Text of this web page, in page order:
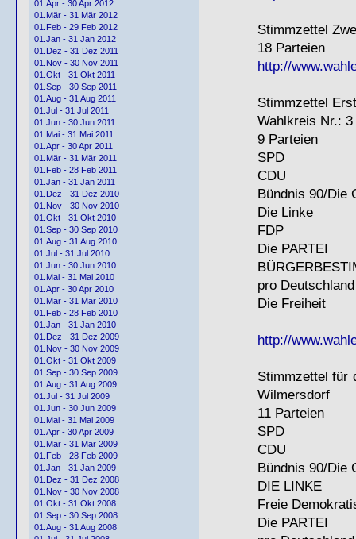
01.Apr - 30 Apr 2012
01.Mär - 31 Mär 2012
01.Feb - 29 Feb 2012
01.Jan - 31 Jan 2012
01.Dez - 31 Dez 2011
01.Nov - 30 Nov 2011
01.Okt - 31 Okt 2011
01.Sep - 30 Sep 2011
01.Aug - 31 Aug 2011
01.Jul - 31 Jul 2011
01.Jun - 30 Jun 2011
01.Mai - 31 Mai 2011
01.Apr - 30 Apr 2011
01.Mär - 31 Mär 2011
01.Feb - 28 Feb 2011
01.Jan - 31 Jan 2011
01.Dez - 31 Dez 2010
01.Nov - 30 Nov 2010
01.Okt - 31 Okt 2010
01.Sep - 30 Sep 2010
01.Aug - 31 Aug 2010
01.Jul - 31 Jul 2010
01.Jun - 30 Jun 2010
01.Mai - 31 Mai 2010
01.Apr - 30 Apr 2010
01.Mär - 31 Mär 2010
01.Feb - 28 Feb 2010
01.Jan - 31 Jan 2010
01.Dez - 31 Dez 2009
01.Nov - 30 Nov 2009
01.Okt - 31 Okt 2009
01.Sep - 30 Sep 2009
01.Aug - 31 Aug 2009
01.Jul - 31 Jul 2009
01.Jun - 30 Jun 2009
01.Mai - 31 Mai 2009
01.Apr - 30 Apr 2009
01.Mär - 31 Mär 2009
01.Feb - 28 Feb 2009
01.Jan - 31 Jan 2009
01.Dez - 31 Dez 2008
01.Nov - 30 Nov 2008
01.Okt - 31 Okt 2008
01.Sep - 30 Sep 2008
01.Aug - 31 Aug 2008
Stimmzettel
18 Parteien
http://
Stimmzettel
Wahlkreis Nr.:
9 Parteien
SPD
CDU
Bündnis 90/Die
Die Linke
FDP
Die PARTEI
BÜ
pro Deutschland
Die Freiheit
http://
Stimmzettel für
Wilmersdorf
11 Parteien
SPD
CDU
Bündnis 90/Die
DIE LINKE
Freie
Die PARTEI